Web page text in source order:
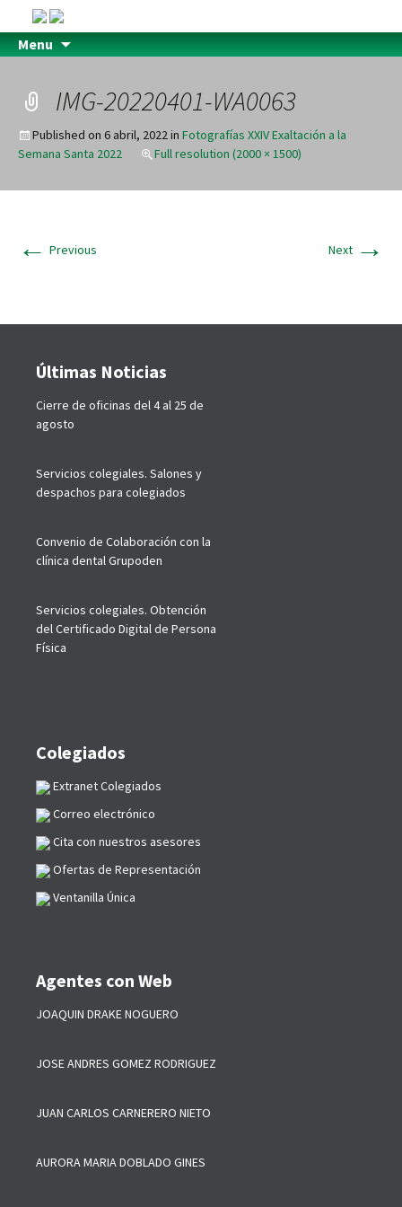
Menu
IMG-20220401-WA0063
Published on 6 abril, 2022in Fotografías XXIV Exaltación a la
Semana Santa 2022
Full resolution (2000 × 1500)
← Previous Next →
Últimas Noticias
Cierre de oficinas del 4 al 25 de
agosto
Servicios colegiales. Salones y
despachos para colegiados
Convenio de Colaboración con la
clínica dental Grupoden
Servicios colegiales. Obtención
del Certificado Digital de Persona
Física
Colegiados
Extranet Colegiados
Correo electrónico
Cita con nuestros asesores
Ofertas de Representación
Ventanilla Única
Agentes con Web
JOAQUIN DRAKE NOGUERO
JOSE ANDRES GOMEZ RODRIGUEZ
JUAN CARLOS CARNERERO NIETO
AURORA MARIA DOBLADO GINES